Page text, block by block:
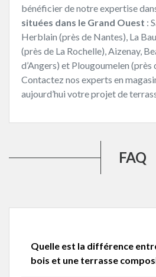
bénéficier de notre expertise
situées dans le Grand Ouest :
Herblain (près de Nantes), La
(près de La Rochelle), Aizenay,
d’Angers) et Plougoumelen (près
Contactez nos experts en
aujourd’hui votre projet de
FAQ
Quelle est la différence
bois et une terrasse